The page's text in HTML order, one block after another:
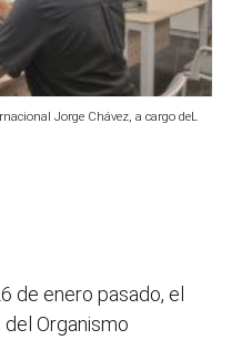
Jorge Chávez, a cargo deL
de enero pasado, el
Organismo